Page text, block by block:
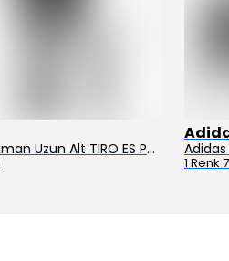
Adidas Antrenman Uzun Alt TIRO ES PNT JD0442
1 Renk